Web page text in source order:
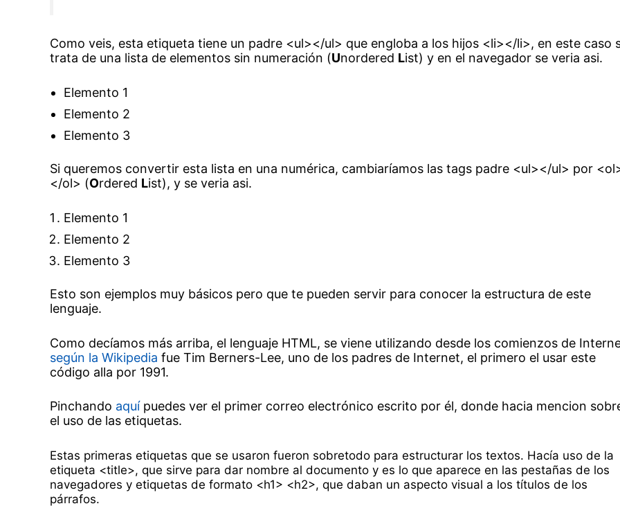
Como veis, esta etiqueta tiene un padre <ul></ul> que engloba a los hijos <li></li>, en este caso
trata de una lista de elementos sin numeración (Unordered List) y en el navegador se veria asi.
Elemento 1
Elemento 2
Elemento 3
Si queremos convertir esta lista en una numérica, cambiaríamos las tags padre <ul></ul> por
</ol> (Ordered List), y se veria asi.
Elemento 1
Elemento 2
Elemento 3
Esto son ejemplos muy básicos pero que te pueden servir para conocer la estructura de este
lenguaje.
Como decíamos más arriba, el lenguaje HTML, se viene utilizando desde los comienzos de
según la Wikipedia fue Tim Berners-Lee, uno de los padres de Internet, el primero el usar este
código alla por 1991.
Pinchando aquípuedes ver el primer correo electrónico escrito por él, donde hacia mencion
el uso de las etiquetas.
Estas primeras etiquetas que se usaron fueron sobretodo para estructurar los textos. Hacía uso de la
etiqueta <title>, que sirve para dar nombre al documento y es lo que aparece en las pestañas de los
navegadores y etiquetas de formato <h1> <h2>, que daban un aspecto visual a los títulos de los
párrafos.